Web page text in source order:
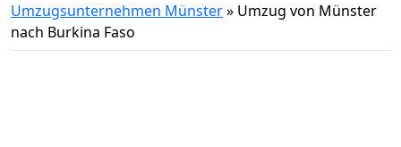
Umzugsunternehmen Münster» Umzug von Münster
nach Burkina Faso